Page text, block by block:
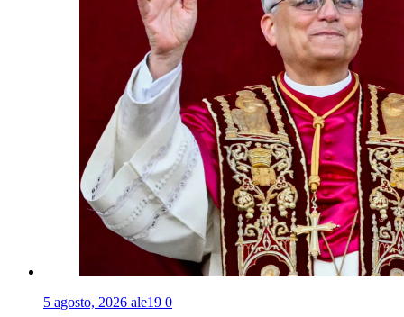
5 agosto, 2026 ale19 0